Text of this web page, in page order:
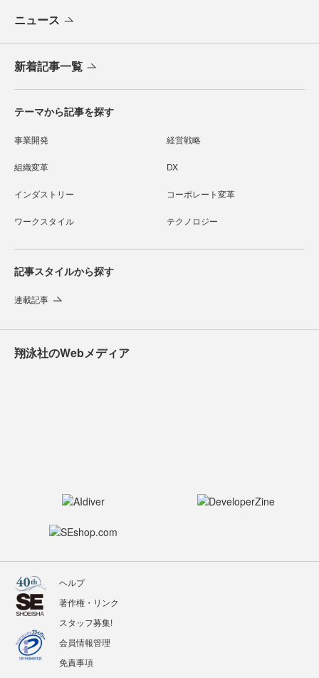
ニュース
新着記事一覧
テーマから記事を探す
事業開発 経営戦略
組織変革 DX
インダストリー コーポレート変革
ワークスタイル テクノロジー
記事スタイルから探す
連載記事
翔泳社のWebメディア
ヘルプ
著作権・リンク
スタッフ募集!
会員情報管理
免責事項